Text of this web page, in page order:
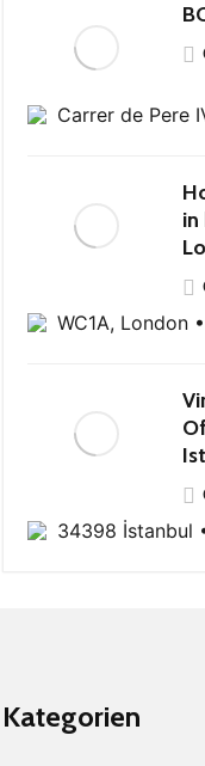
Carrer de Pere
in
WC1A, London
34398 İstanbul
Kategorien